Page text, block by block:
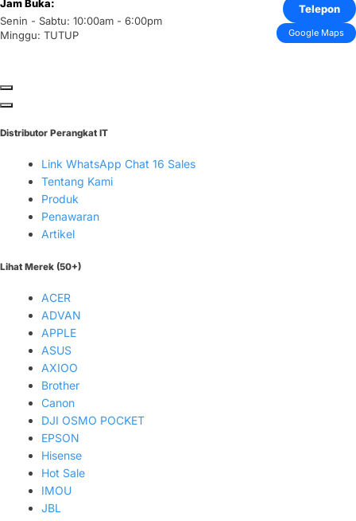
Jam Buka:
Senin - Sabtu: 10:00am - 6:00pm
Minggu: TUTUP
Telepon
Google Maps
Distributor Perangkat IT
Link WhatsApp Chat 16 Sales
Tentang Kami
Produk
Penawaran
Artikel
Lihat Merek (50+)
ACER
ADVAN
APPLE
ASUS
AXIOO
Brother
Canon
DJI OSMO POCKET
EPSON
Hisense
Hot Sale
IMOU
JBL